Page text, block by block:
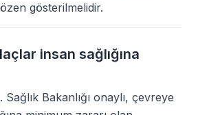
gösterilmelidir.
insan sağlığına
Sağlık Bakanlığı onaylı, çevreye